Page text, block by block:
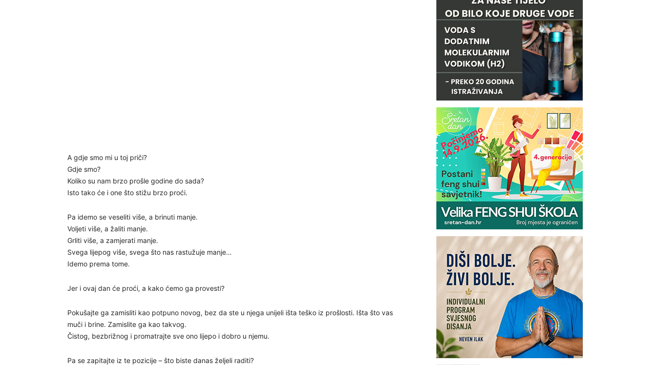
A gdje smo mi u toj priči?
Gdje smo?
Koliko su nam brzo prošle godine do sada?
Isto tako će i one što stižu brzo proći.
Pa idemo se veseliti više, a brinuti manje.
Voljeti više, a žaliti manje.
Grliti više, a zamjerati manje.
Svega lijepog više, svega što nas rastužuje manje…
Idemo prema tome.
Jer i ovaj dan će proći, a kako ćemo ga provesti?
Pokušajte ga zamisliti kao potpuno novog, bez da ste u njega unijeli išta teško iz prošlosti. Išta što vas
muči i brine. Zamislite ga kao takvog.
Čistog, bezbrižnog i promatrajte sve ono lijepo i dobro u njemu.
Pa se zapitajte iz te pozicije – što biste danas željeli raditi?